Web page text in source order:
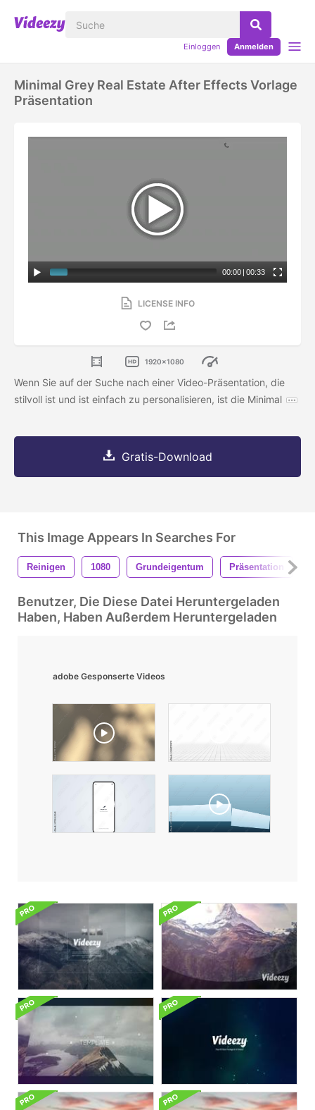
Einloggen Anmelden
Minimal Grey Real Estate After Effects Vorlage
Präsentation
00:00 | 00:33
LICENSE INFO
1920x1080
Wenn Sie auf der Suche nach einer Video-Präsentation, die
stilvoll ist und ist einfach zu personalisieren, ist die Minimal
Gratis-Download
This Image Appears In Searches For
Reinigen 1080 Grundeigentum Präsentation
Benutzer, Die Diese Datei Heruntergeladen
Haben, Haben Außerdem Heruntergeladen
adobe Gesponserte Videos